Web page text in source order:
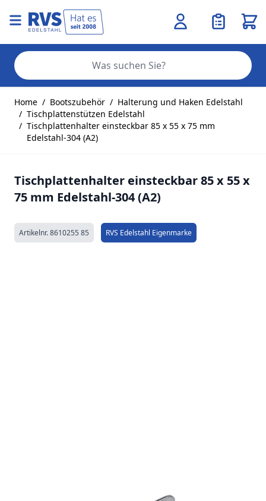
Home / Bootszubehör / Halterung und Haken Edelstahl
/ Tischplattenstützen Edelstahl
/ Tischplattenhalter einsteckbar 85 x 55 x 75 mm
Edelstahl-304 (A2)
Tischplattenhalter einsteckbar 85 x 55 x
75 mm Edelstahl-304 (A2)
Artikelnr.8610255 85 RVS Edelstahl Eigenmarke